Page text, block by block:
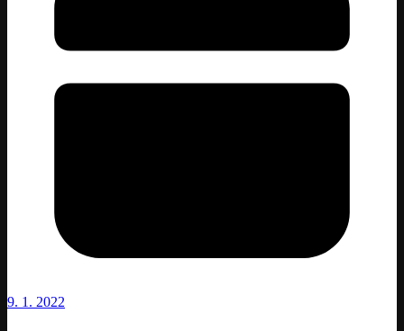
9. 1. 2022